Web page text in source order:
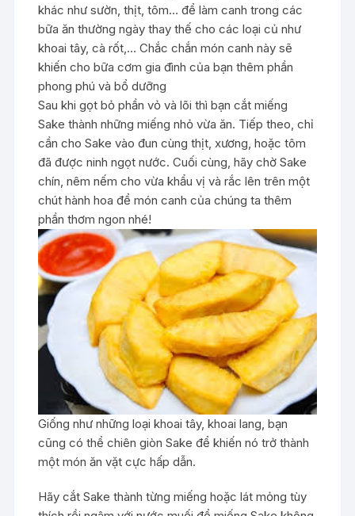
khác như sườn, thịt, tôm… để làm canh trong các
bữa ăn thường ngày thay thế cho các loại củ như
khoai tây, cà rốt,… Chắc chắn món canh này sẽ
khiến cho bữa cơm gia đình của bạn thêm phần
phong phú và bổ dưỡng
Sau khi gọt bỏ phần vỏ và lõi thì bạn cắt miếng
Sake thành những miếng nhỏ vừa ăn. Tiếp theo, chỉ
cần cho Sake vào đun cùng thịt, xương, hoặc tôm
đã được ninh ngọt nước. Cuối cùng, hãy chờ Sake
chín, nêm nếm cho vừa khẩu vị và rắc lên trên một
chút hành hoa để món canh của chúng ta thêm
phần thơm ngon nhé!
Giống như những loại khoai tây, khoai lang, bạn
cũng có thể chiên giòn Sake để khiến nó trở thành
một món ăn vặt cực hấp dẫn.
Hãy cắt Sake thành từng miếng hoặc lát mỏng tùy